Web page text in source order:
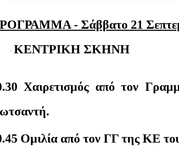
- Σάββατο 21
· ΚΕΝΤΡΙΚΗ ΣΚΗΝΗ
Χαιρετισμός από τον
Ομιλία από τον ΓΓ της ΚΕ